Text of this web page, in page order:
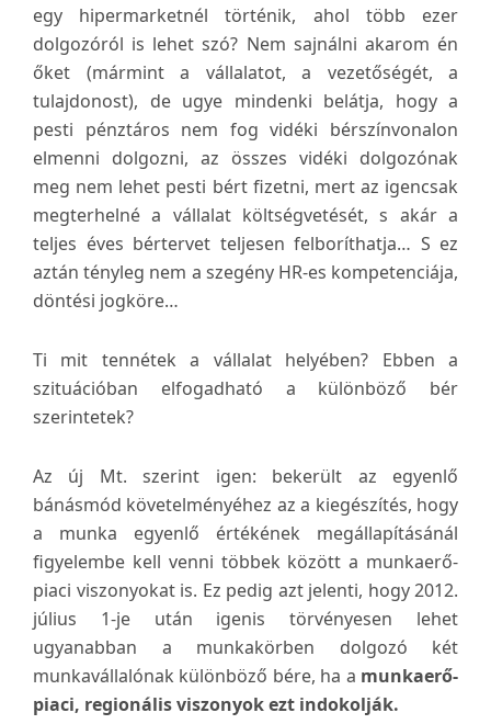
egy hipermarketnél történik, ahol több ezer
dolgozóról is lehet szó? Nem sajnálni akarom én
őket (mármint a vállalatot, a vezetőségét, a
tulajdonost), de ugye mindenki belátja, hogy a
pesti pénztáros nem fog vidéki bérszínvonalon
elmenni dolgozni, az összes vidéki dolgozónak
meg nem lehet pesti bért fizetni, mert az igencsak
megterhelné a vállalat költségvetését, s akár a
teljes éves bértervet teljesen felboríthatja… S ez
aztán tényleg nem a szegény HR-es kompetenciája,
döntési jogköre…
Ti mit tennétek a vállalat helyében? Ebben a
szituációban elfogadható a különböző bér
szerintetek?
Az új Mt. szerint igen: bekerült az egyenlő
bánásmód követelményéhez az a kiegészítés, hogy
a munka egyenlő értékének megállapításánál
figyelembe kell venni többek között a munkaerő-
piaci viszonyokat is. Ez pedig azt jelenti, hogy 2012.
július 1-je után igenis törvényesen lehet
ugyanabban a munkakörben dolgozó két
munkavállalónak különböző bére, ha a munkaerő-
piaci, regionális viszonyok ezt indokolják.